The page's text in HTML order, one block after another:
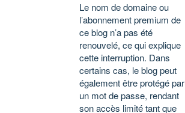
Le nom de domaine ou
l’abonnement premium de
ce blog n’a pas été
renouvelé, ce qui explique
cette interruption. Dans
certains cas, le blog peut
également être protégé par
un mot de passe, rendant
son accès limité tant que